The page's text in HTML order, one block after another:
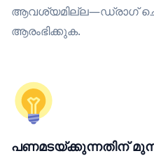
ആവശ്യമില്ല—ഡ്രാഗ്
ആരംഭിക്കുക.
പണമടയ്ക്കുന്നതിന്